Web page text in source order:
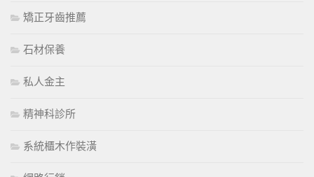
矯正牙齒推薦
石材保養
私人金主
精神科診所
系統櫃木作裝潢